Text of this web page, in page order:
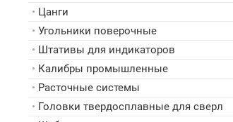
• Цанги
• Угольники поверочные
• Штативы для индикаторов
• Калибры промышленные
• Расточные системы
• Головки твердосплавные для сверл